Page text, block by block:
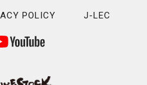
POLICY J-LEC